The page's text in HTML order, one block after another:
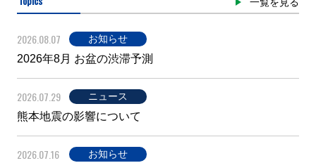
2026.08.07 お知らせ
2026年8月 お盆の渋滞予測
2026.07.29 ニュース
熊本地震の影響について
2026.07.16 お知らせ